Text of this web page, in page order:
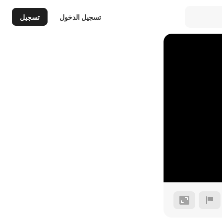
تسجيل الدخول تسجيل